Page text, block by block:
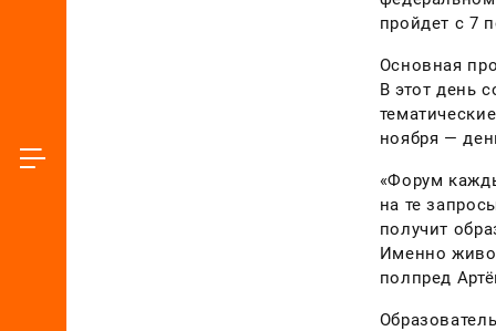
пройдет с 7
Основная
В этот день
ноября —
«Форум
на те
получит
Именно
полпред